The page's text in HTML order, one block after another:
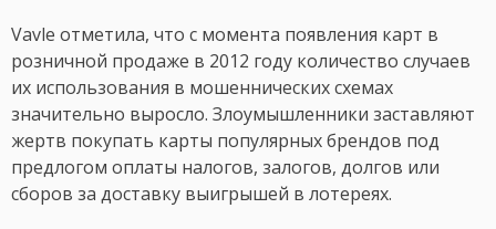
Vavle отметила, что с момента появления карт в
розничной продаже в 2012 году количество случаев
их использования в мошеннических схемах
значительно выросло. Злоумышленники заставляют
жертв покупать карты популярных брендов под
предлогом оплаты налогов, залогов, долгов или
сборов за доставку выигрышей в лотереях.